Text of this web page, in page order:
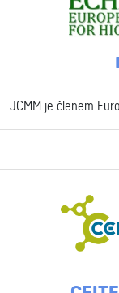
JCMM je členem